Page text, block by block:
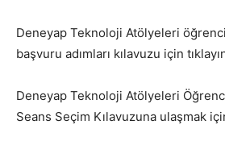
Deneyap Teknoloji Atölyeleri öğrenci
başvuru adımları kılavuzu için
Deneyap Teknoloji Atölyeleri
Seans Seçim Kılavuzuna ulaşmak